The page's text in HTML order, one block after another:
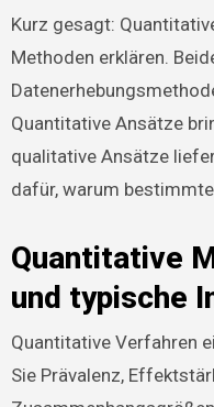
Kurz gesagt:
Methoden erklären.
Quantitative Ansätze
qualitative Ansätze
dafür, warum
Quantitative
und typische
Quantitative Verfahren
Sie Prävalenz,